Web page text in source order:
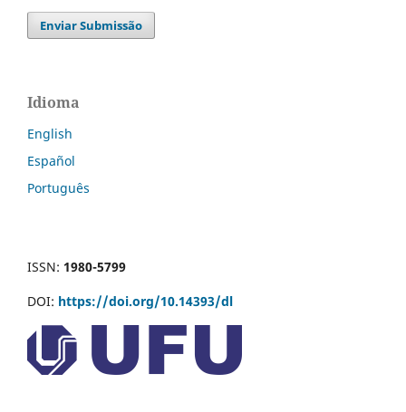
Enviar Submissão
Idioma
English
Español
Português
ISSN: 1980-5799
DOI: https://doi.org/10.14393/dl